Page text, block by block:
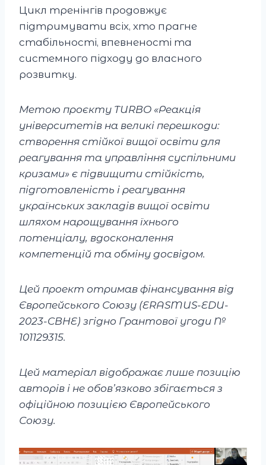
Цикл тренінгів продовжує
підтримувати всіх, хто прагне
стабільності, впевненості та
системного підходу до власного
розвитку.
Метою проєкту TURBO «Реакція
університетів на великі перешкоди:
створення стійкої вищої освіти для
реагування та управління суспільними
кризами» є підвищити стійкість,
підготовленість і реагування
українських закладів вищої освіти
шляхом нарощування їхнього
потенціалу, вдосконалення
компетенцій та обміну досвідом.
Цей проект отримав фінансування від
Європейського Союзу (ERASMUS-EDU-
2023-CBHE) згідно Грантової угоди №
101129315.
Цей матеріал відображає лише позицію
авторів і не обов’язково збігається з
офіційною позицією Європейського
Союзу.